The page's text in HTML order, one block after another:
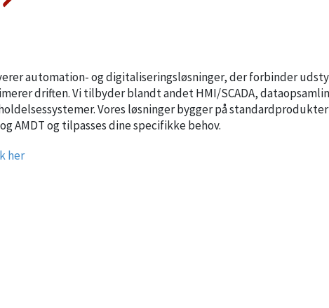
automation- og digitaliseringsløsninger, der forbinder
driften. Vi tilbyder blandt andet HMI/SCADA,
Vores løsninger bygger på
og AMDT og tilpasses dine specifikke behov.
her